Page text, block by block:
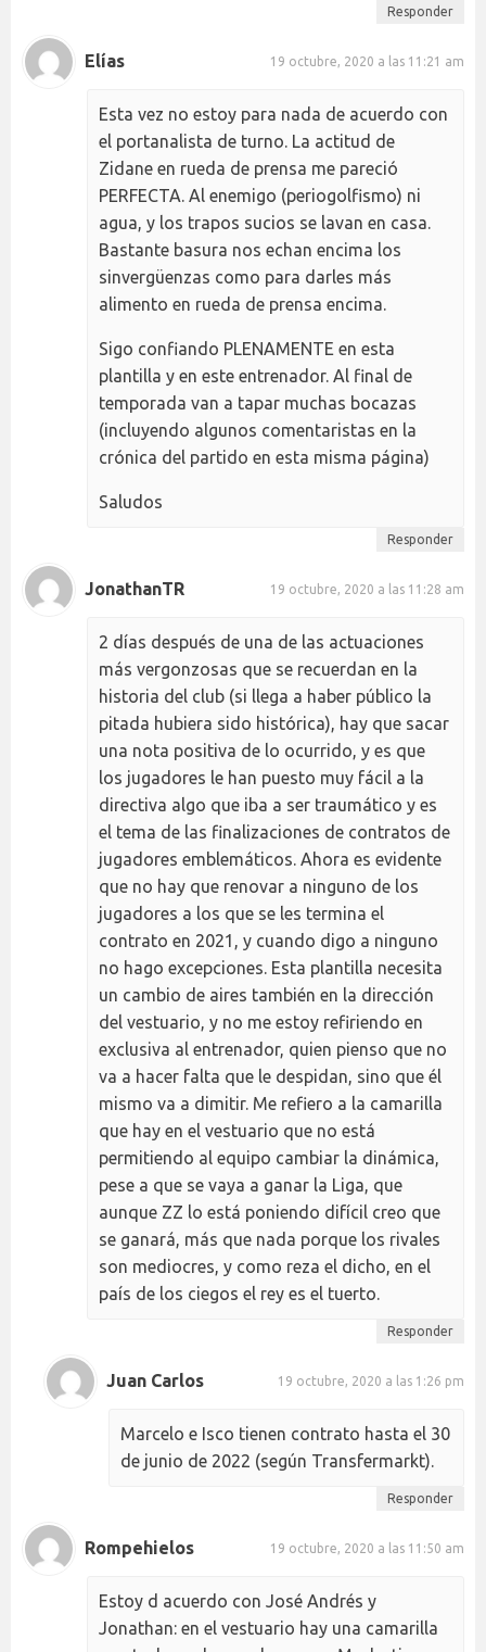
Responder
Elías 19 octubre, 2020 a las 11:21 am
Esta vez no estoy para nada de acuerdo con
el portanalista de turno. La actitud de
Zidane en rueda de prensa me pareció
PERFECTA. Al enemigo (periogolfismo) ni
agua, y los trapos sucios se lavan en casa.
Bastante basura nos echan encima los
sinvergüenzas como para darles más
alimento en rueda de prensa encima.
Sigo confiando PLENAMENTE en esta
plantilla y en este entrenador. Al final de
temporada van a tapar muchas bocazas
(incluyendo algunos comentaristas en la
crónica del partido en esta misma página)
Saludos
Responder
JonathanTR 19 octubre, 2020 a las 11:28 am
2 días después de una de las actuaciones
más vergonzosas que se recuerdan en la
historia del club (si llega a haber público la
pitada hubiera sido histórica), hay que sacar
una nota positiva de lo ocurrido, y es que
los jugadores le han puesto muy fácil a la
directiva algo que iba a ser traumático y es
el tema de las finalizaciones de contratos de
jugadores emblemáticos. Ahora es evidente
que no hay que renovar a ninguno de los
jugadores a los que se les termina el
contrato en 2021, y cuando digo a ninguno
no hago excepciones. Esta plantilla necesita
un cambio de aires también en la dirección
del vestuario, y no me estoy refiriendo en
exclusiva al entrenador, quien pienso que no
va a hacer falta que le despidan, sino que él
mismo va a dimitir. Me refiero a la camarilla
que hay en el vestuario que no está
permitiendo al equipo cambiar la dinámica,
pese a que se vaya a ganar la Liga, que
aunque ZZ lo está poniendo difícil creo que
se ganará, más que nada porque los rivales
son mediocres, y como reza el dicho, en el
país de los ciegos el rey es el tuerto.
Responder
Juan Carlos 19 octubre, 2020 a las 1:26 pm
Marcelo e Isco tienen contrato hasta el 30
de junio de 2022 (según Transfermarkt).
Responder
Rompehielos 19 octubre, 2020 a las 11:50 am
Estoy d acuerdo con José Andrés y
Jonathan: en el vestuario hay una camarilla